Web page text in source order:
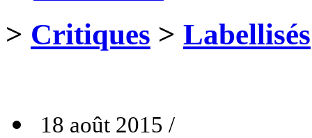
> Critiques > Labellisés
18 août 2015 /